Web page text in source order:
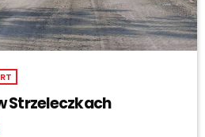
Strzeleczkach